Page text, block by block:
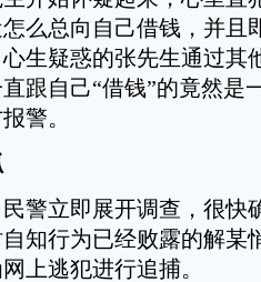
么总向自己借钱，并且
生疑惑的张先生通过其
跟自己“借钱”的竟然是
警。
立即展开调查，很快
知行为已经败露的解某
上逃犯进行追捕。